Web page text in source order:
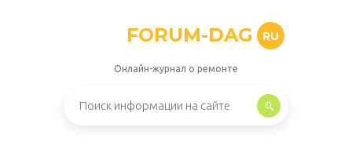
FORUM-DAG RU
Онлайн-журнал о ремонте